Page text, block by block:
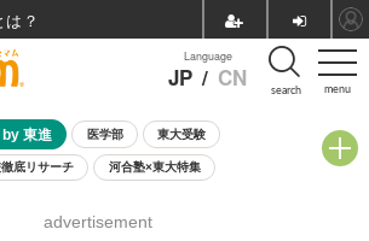
menu
Language
JP / CN search
by 東進 医学部 東大受験
底リサーチ 河合塾×東大特集
8月開催学校説明会・相談会
advertisement